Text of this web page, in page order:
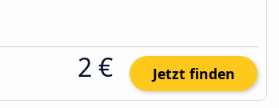
2 € Jetzt finden